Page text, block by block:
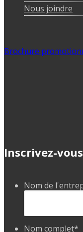
Nous joindre
Brochure
Inscrivez-
Nom de
Nom complet*